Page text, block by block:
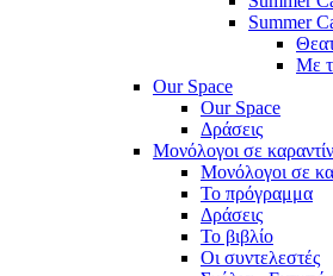
Summer
Με
Our Space
Our Space
Δράσεις
Μονόλογοι σε
Μονόλογοι σε
Το πρόγραμμα
Δράσεις
Το βιβλίο
Οι συντελεστές